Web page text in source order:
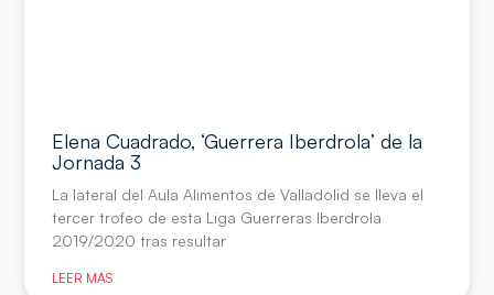
Elena Cuadrado, ‘Guerrera Iberdrola’ de la
Jornada 3
La lateral del Aula Alimentos de Valladolid se lleva el
tercer trofeo de esta Liga Guerreras Iberdrola
2019/2020 tras resultar
LEER MÁS